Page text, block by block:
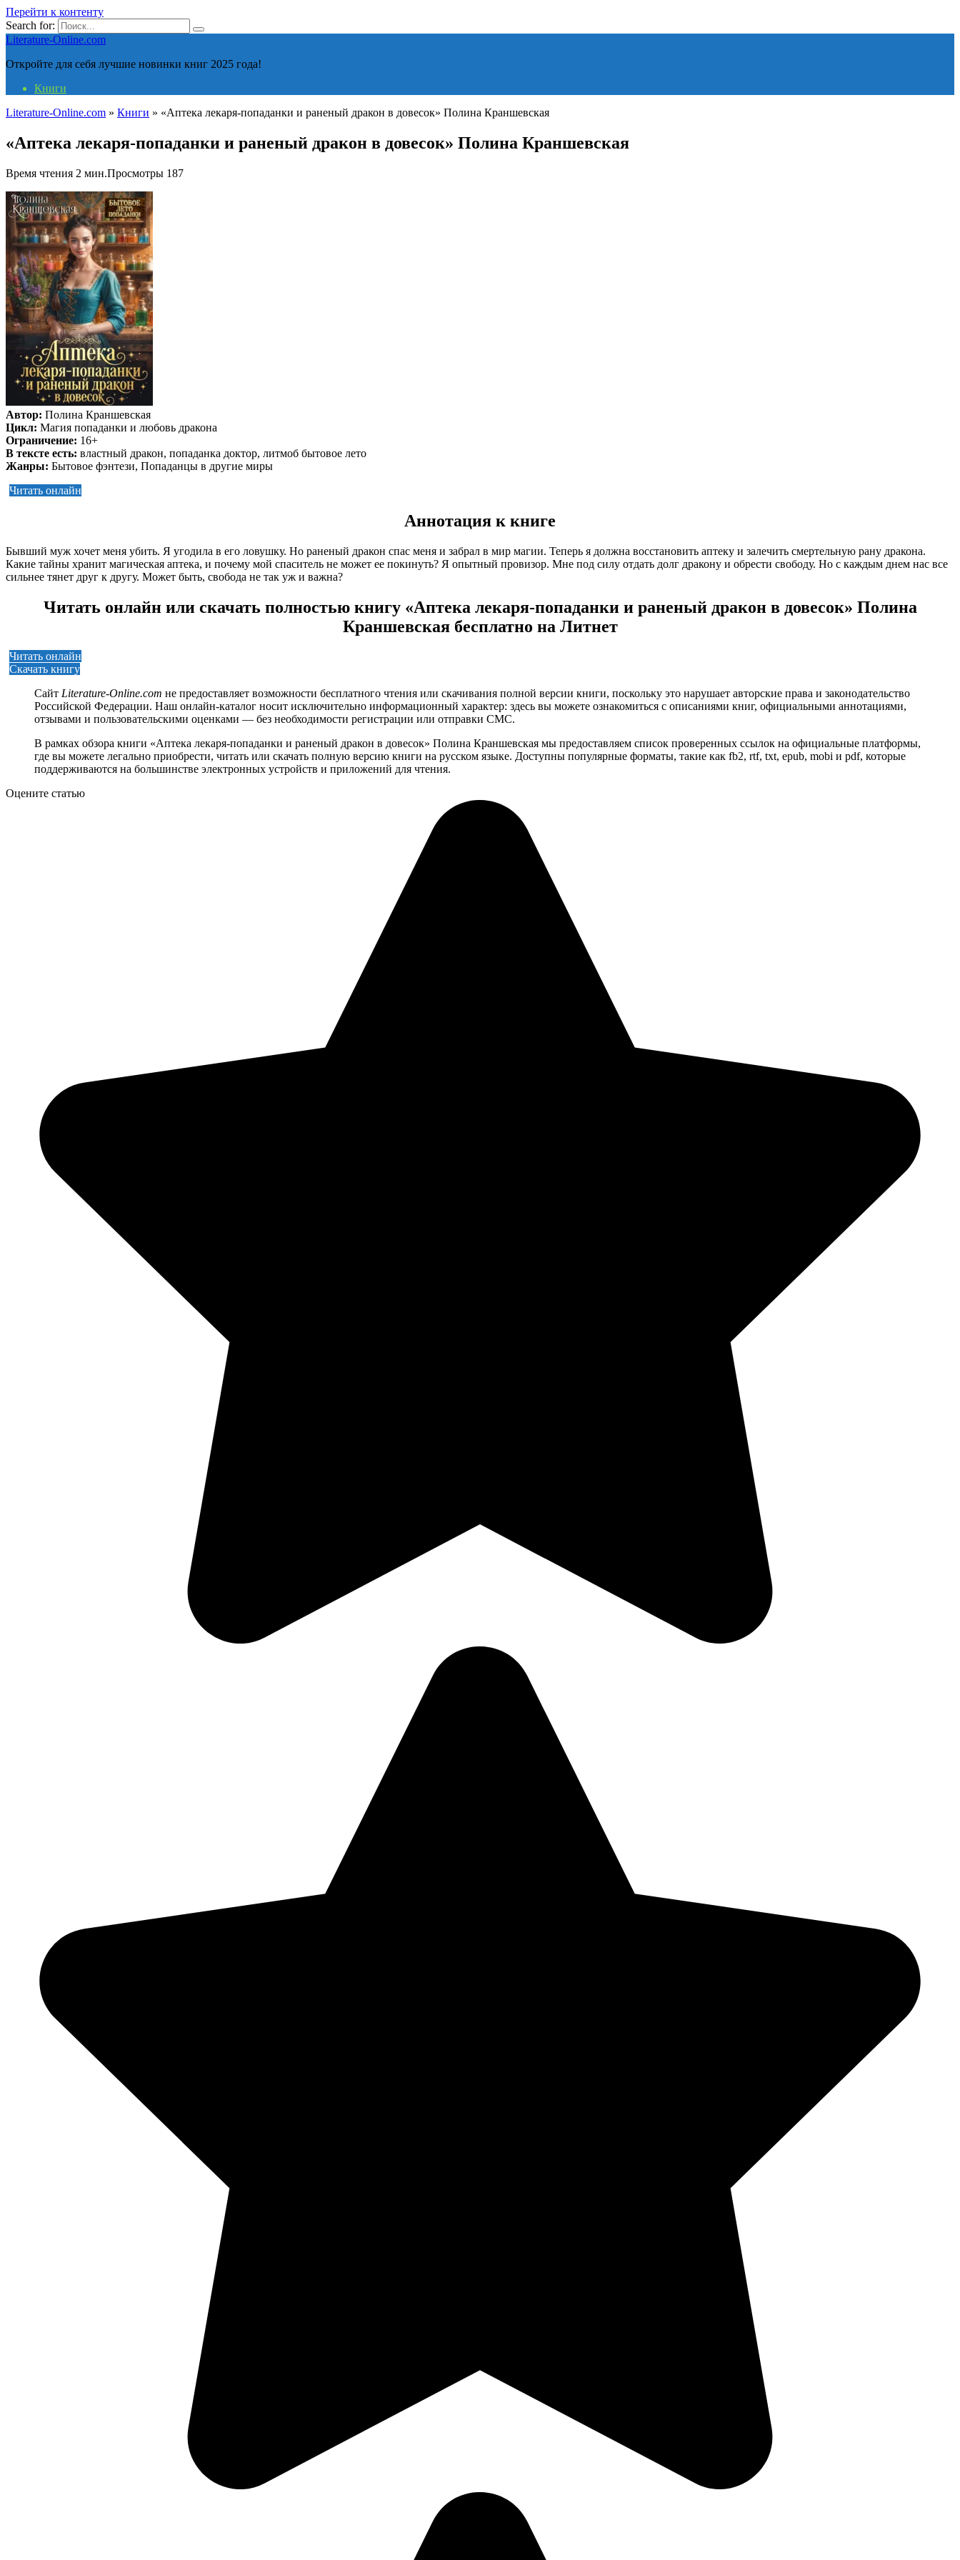
Перейти к контенту
Search for:
Literature-Online.com
Откройте для себя лучшие новинки книг 2025 года!
Книги
Literature-Online.com » Книги » «Аптека лекаря-попаданки и раненый дракон в довесок» Полина Краншевская
«Аптека лекаря-попаданки и раненый дракон в довесок» Полина Краншевская
Время чтения 2 мин.Просмотры 187
Автор: Полина Краншевская
Цикл: Магия попаданки и любовь дракона
Ограничение: 16+
В тексте есть: властный дракон, попаданка доктор, литмоб бытовое лето
Жанры: Бытовое фэнтези, Попаданцы в другие миры
Читать онлайн
Аннотация к книге
Бывший муж хочет меня убить. Я угодила в его ловушку. Но раненый дракон спас меня и забрал в мир магии. Теперь я должна восстановить аптеку и залечить смертельную рану дракона.
Какие тайны хранит магическая аптека, и почему мой спаситель не может ее покинуть? Я опытный провизор. Мне под силу отдать долг дракону и обрести свободу. Но с каждым днем нас все
сильнее тянет друг к другу. Может быть, свобода не так уж и важна?
Читать онлайн или скачать полностью книгу «Аптека лекаря-попаданки и раненый дракон в довесок» Полина
Краншевская бесплатно на Литнет
Читать онлайн
Скачать книгу
Сайт Literature-Online.com не предоставляет возможности бесплатного чтения или скачивания полной версии книги, поскольку это нарушает авторские права и законодательство
Российской Федерации. Наш онлайн-каталог носит исключительно информационный характер: здесь вы можете ознакомиться с описаниями книг, официальными аннотациями,
отзывами и пользовательскими оценками — без необходимости регистрации или отправки СМС.
В рамках обзора книги «Аптека лекаря-попаданки и раненый дракон в довесок» Полина Краншевская мы предоставляем список проверенных ссылок на официальные платформы,
где вы можете легально приобрести, читать или скачать полную версию книги на русском языке. Доступны популярные форматы, такие как fb2, rtf, txt, epub, mobi и pdf, которые
поддерживаются на большинстве электронных устройств и приложений для чтения.
Оцените статью